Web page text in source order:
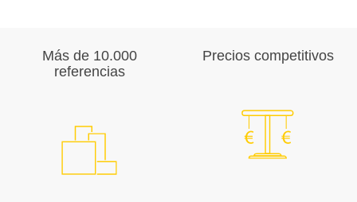
Más de 10.000
referencias
Precios competitivos